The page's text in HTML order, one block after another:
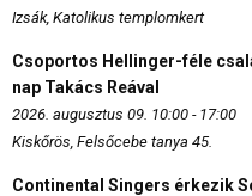
Izsák, Katolikus templomkert
Csoportos Hellinger-féle
nap Takács Reával
2026. augusztus 09. 10:00 - 17:00
Kiskőrös, Felsőcebe tanya 45.
Continental Singers érkezik